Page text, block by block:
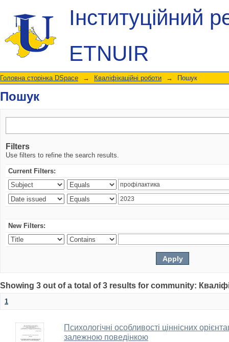
Інституційний
ETNUIR
Головна сторінка DSpace → Кваліфікаційні роботи → Пошук
Пошук
Filters
Use filters to refine the search results.
Current Filters:
New Filters:
Showing 3 out of a total of 3 results for community:
1
Психологічні особливості ціннісних
залежною поведінкою